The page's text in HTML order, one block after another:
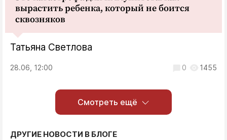
вырастить ребенка, который не боится
сквозняков
Татьяна Светлова
28.06, 12:00 0 1455
Смотреть ещё
ДРУГИЕ НОВОСТИ В БЛОГЕ